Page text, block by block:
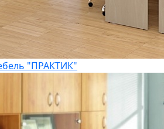
"ПРАКТИК"